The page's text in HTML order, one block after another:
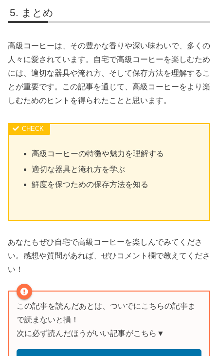
まとめ
高級コーヒーは、その豊かな香りや深い味わいで、多くの
人々に愛されています。自宅で高級コーヒーを楽しむため
には、適切な器具や淹れ方、そして保存方法を理解するこ
とが重要です。この記事を通じて、高級コーヒーをより楽
しむためのヒントを得られたことと思います。
高級コーヒーの特徴や魅力を理解する
適切な器具と淹れ方を学ぶ
鮮度を保つための保存方法を知る
あなたもぜひ自宅で高級コーヒーを楽しんでみてくださ
い。感想や質問があれば、ぜひコメント欄で教えてくださ
い！
この記事を読んだあとは、ついでにこちらの記事ま
で読まないと損！
次に必ず読んだほうがいい記事がこちら▼